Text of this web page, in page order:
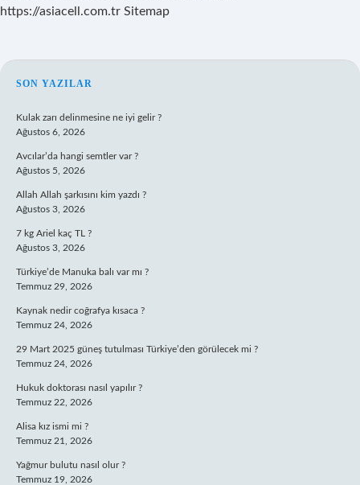
https://asiacell.com.tr Sitemap
SIDEBAR
SON YAZILAR
Kulak zarı delinmesine ne iyi gelir ?
Ağustos 6, 2026
Avcılar’da hangi semtler var ?
Ağustos 5, 2026
Allah Allah şarkısını kim yazdı ?
Ağustos 3, 2026
7 kg Ariel kaç TL ?
Ağustos 3, 2026
Türkiye’de Manuka balı var mı ?
Temmuz 29, 2026
Kaynak nedir coğrafya kısaca ?
Temmuz 24, 2026
29 Mart 2025 güneş tutulması Türkiye’den görülecek mi ?
Temmuz 24, 2026
Hukuk doktorası nasıl yapılır ?
Temmuz 22, 2026
Alisa kız ismi mi ?
Temmuz 21, 2026
Yağmur bulutu nasıl olur ?
Temmuz 19, 2026